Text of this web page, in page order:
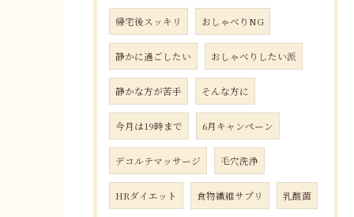
帰宅後スッキリ おしゃべりNG
静かに過ごしたい おしゃべりしたい派
静かな方が苦手 そんな方に
今月は19時まで 6月キャンペーン
デコルテマッサージ 毛穴洗浄
HRダイエット 食物繊維サプリ 乳酸菌